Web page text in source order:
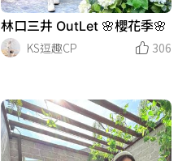
林口三井 OutLet 🌸櫻花季🌸
KS逗趣CP
306